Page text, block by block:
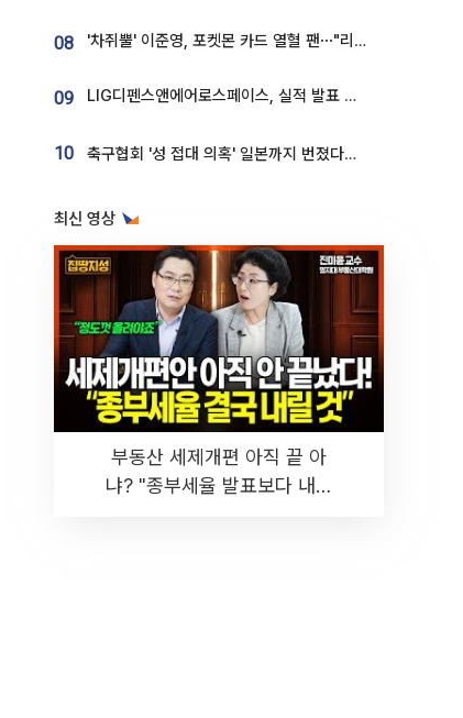
08 '차쥐뿔' 이준영, 포켓몬 카드 열혈 팬⋯"리셀러 처단할 것"
09 LIG디펜스앤에어로스페이스, 실적 발표 후 급락→반등⋯증권가 “28년까지 튼튼”
10 축구협회 '성 접대 의혹' 일본까지 번졌다…日 심판 실명 공개
최신 영상
부동산 세제개편 아직 끝 아
냐? "종부세율 발표보다 내릴